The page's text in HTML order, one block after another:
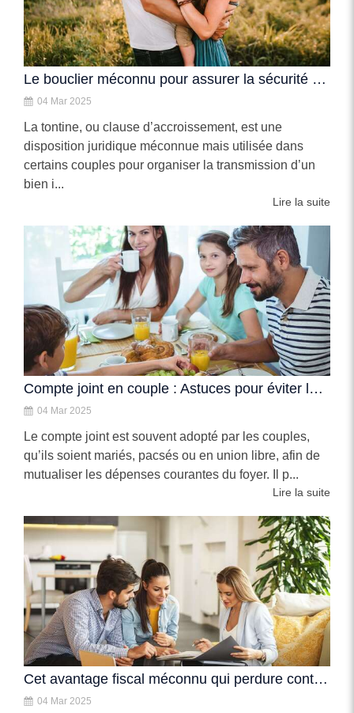
Le bouclier méconnu pour assurer la sécurité de votre partenaire
04 Mar 2025
La tontine, ou clause d’accroissement, est une
disposition juridique méconnue mais utilisée dans
certains couples pour organiser la transmission d’un
bien i...
Lire la suite
Compte joint en couple : Astuces pour éviter les pièges financiers
04 Mar 2025
Le compte joint est souvent adopté par les couples,
qu’ils soient mariés, pacsés ou en union libre, afin de
mutualiser les dépenses courantes du foyer. Il p...
Lire la suite
Cet avantage fiscal méconnu qui perdure contre toute attente
04 Mar 2025